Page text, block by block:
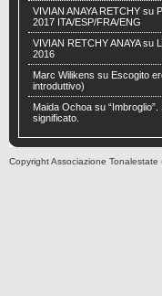
VIVIAN ANAYA RETCHY su
2017 ITA/ESP/FRA/ENG
VIVIAN RETCHY ANAYAsu
2016
Marc Wilikens su Escogito
introduttivo)
Maida Ochoa su
significato.
Copyright Associazione Tonalestate